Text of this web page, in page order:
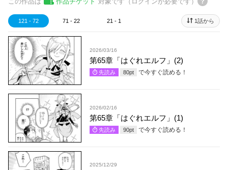
121 - 72 71 - 22 21 - 1 1話から
2026/03/16
第65章「はぐれエルフ」(2)
先読み 80pt で今すぐ読める！
2026/02/16
第65章「はぐれエルフ」(1)
先読み 90pt で今すぐ読める！
2025/12/29